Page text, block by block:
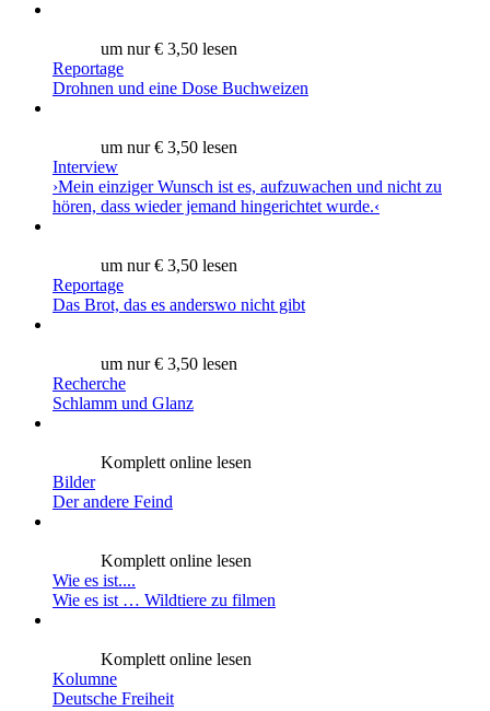
um nur € 3,50 lesen
Reportage
Drohnen und eine Dose Buchweizen
um nur € 3,50 lesen
Interview
›Mein einziger Wunsch ist es, aufzuwachen und nicht zu
hören, dass wieder jemand hingerichtet wurde.‹
um nur € 3,50 lesen
Reportage
Das Brot, das es anderswo nicht gibt
um nur € 3,50 lesen
Recherche
Schlamm und Glanz
Komplett online lesen
Bilder
Der andere Feind
Komplett online lesen
Wie es ist....
Wie es ist … Wildtiere zu filmen
Komplett online lesen
Kolumne
Deutsche Freiheit